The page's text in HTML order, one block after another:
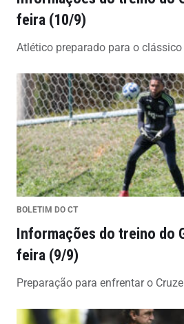
feira (10/9)
Atlético preparado para o
BOLETIM DO CT
Informações do treino do
feira (9/9)
Preparação para enfrentar o